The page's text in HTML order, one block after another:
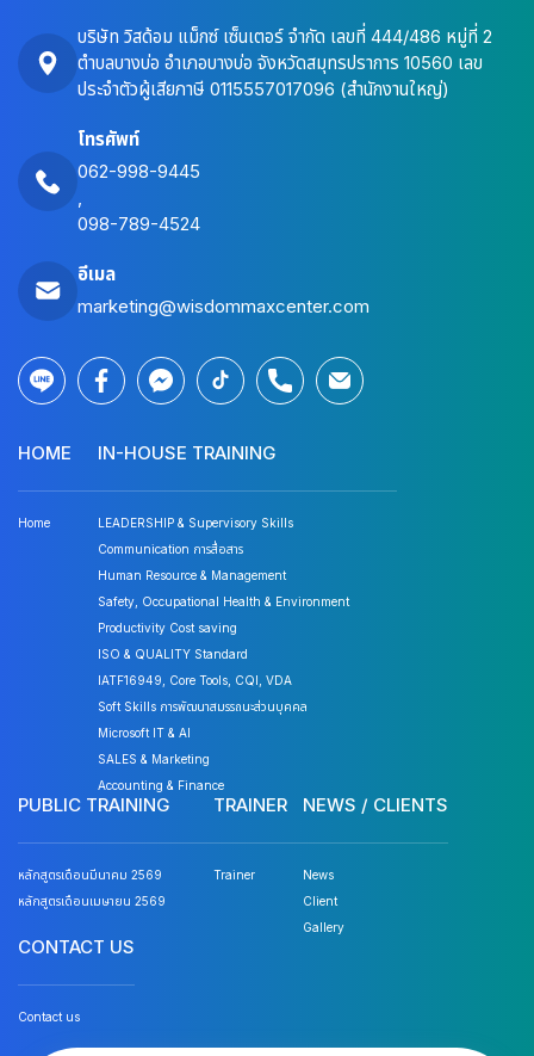
บริษัท วิสด้อม แม็กซ์ เซ็นเตอร์ จำกัด เลขที่ 444/486 หมู่ที่ 2
ตำบลบางบ่อ อำเภอบางบ่อ จังหวัดสมุทรปราการ 10560 เลข
ประจำตัวผู้เสียภาษี 0115557017096 (สำนักงานใหญ่)
โทรศัพท์
062-998-9445
098-789-4524
อีเมล
marketing@wisdommaxcenter.com
HOME
Home
IN-HOUSE TRAINING
LEADERSHIP & Supervisory Skills
Communication การสื่อสาร
Human Resource & Management
Safety, Occupational Health & Environment
Productivity Cost saving
ISO & QUALITY Standard
IATF16949, Core Tools, CQI, VDA
Soft Skills การพัฒนาสมรรถนะส่วนบุคคล
Microsoft IT & AI
SALES & Marketing
Accounting & Finance
PUBLIC TRAINING
หลักสูตรเดือนมีนาคม 2569
หลักสูตรเดือนเมษายน 2569
TRAINER
Trainer
NEWS / CLIENTS
News
Client
Gallery
CONTACT US
Contact us